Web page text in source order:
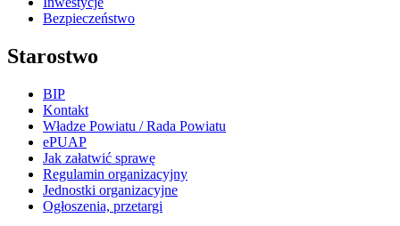
Bezpieczeństwo
Starostwo
BIP
Kontakt
Władze Powiatu / Rada Powiatu
ePUAP
Jak załatwić sprawę
Regulamin organizacyjny
Jednostki organizacyjne
Ogłoszenia, przetargi